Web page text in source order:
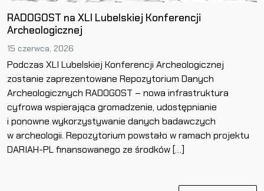
RADOGOST na XLI Lubelskiej Konferencji
Archeologicznej
15 czerwca, 2026
Podczas XLI Lubelskiej Konferencji Archeologicznej
zostanie zaprezentowane Repozytorium Danych
Archeologicznych RADOGOST – nowa infrastruktura
cyfrowa wspierająca gromadzenie, udostępnianie
i ponowne wykorzystywanie danych badawczych
w archeologii. Repozytorium powstało w ramach projektu
DARIAH-PL finansowanego ze środków […]